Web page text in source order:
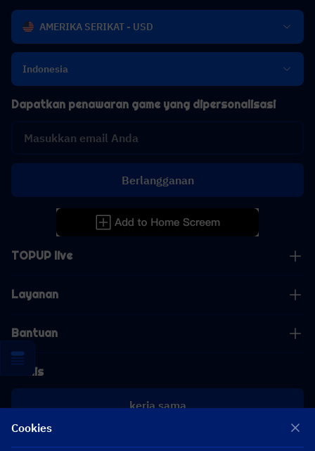
AMERIKA SERIKAT - USD
Indonesia
TOPUP live
Layanan
Bantuan
Bisnis
kerja sama
Dapatkan penawaran game yang dipersonalisasi
Berlangganan
Cookies